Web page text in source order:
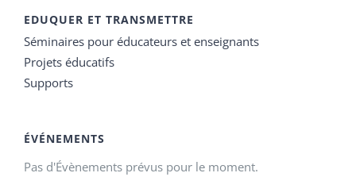
EDUQUER ET TRANSMETTRE
Séminaires pour éducateurs et enseignants
Projets éducatifs
Supports
ÉVÉNEMENTS
Pas d'Évènements prévus pour le moment.